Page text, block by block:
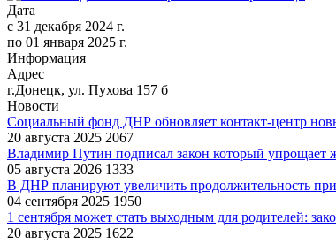
Дата
с 31 декабря 2024 г.
по 01 января 2025 г.
Информация
Адрес
г.Донецк, ул. Пухова 157 б
Новости
Социальный фонд ДНР обновляет контакт-центр
20 августа 2025 2067
Владимир Путин подписал закон который упрощает
05 августа 2026 1333
В ДНР планируют увеличить продолжительность
04 сентября 2025 1950
1 сентября может стать выходным для родителей:
20 августа 2025 1622